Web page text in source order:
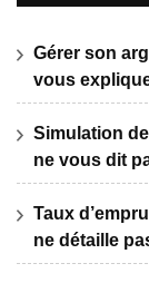
Gérer son
vous
Simulation
ne vous dit
Taux
ne détaille